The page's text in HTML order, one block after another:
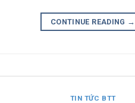
CONTINUE READING →
TIN TỨC BTT